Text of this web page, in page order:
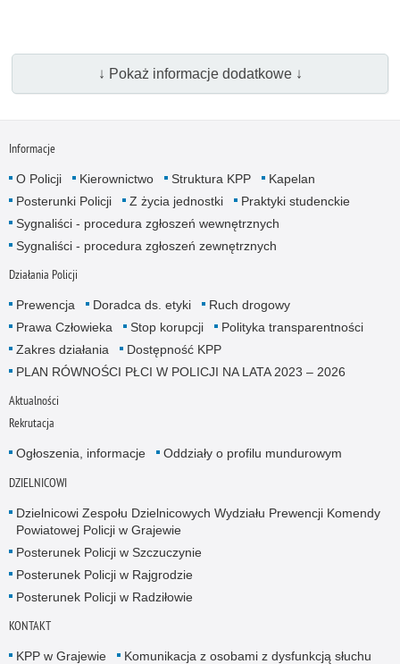
↓ Pokaż informacje dodatkowe ↓
Informacje
O Policji Kierownictwo Struktura KPP
Kapelan
Posterunki Policji
Z życia jednostki
Praktyki studenckie
Sygnaliści - procedura zgłoszeń wewnętrznych
Sygnaliści - procedura zgłoszeń zewnętrznych
Działania Policji
Prewencja Doradca ds. etyki
Ruch drogowy
Prawa Człowieka
Stop korupcji
Polityka transparentności
Zakres działania
Dostępność KPP
PLAN RÓWNOŚCI PŁCI W POLICJI NA LATA 2023 – 2026
Aktualności
Rekrutacja
Ogłoszenia, informacje Oddziały o profilu mundurowym
DZIELNICOWI
Dzielnicowi Zespołu Dzielnicowych Wydziału Prewencji Komendy
Powiatowej Policji w Grajewie
Posterunek Policji w Szczuczynie
Posterunek Policji w Rajgrodzie
Posterunek Policji w Radziłowie
KONTAKT
KPP w Grajewie
Komunikacja z osobami z dysfunkcją słuchu